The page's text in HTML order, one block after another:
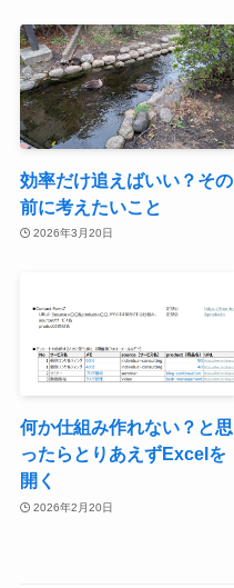
効率だけ追えばいい？その
前に考えたいこと
2026年3月20日
何か仕組み作れない？と思
ったらとりあえずExcelを
開く
2026年2月20日